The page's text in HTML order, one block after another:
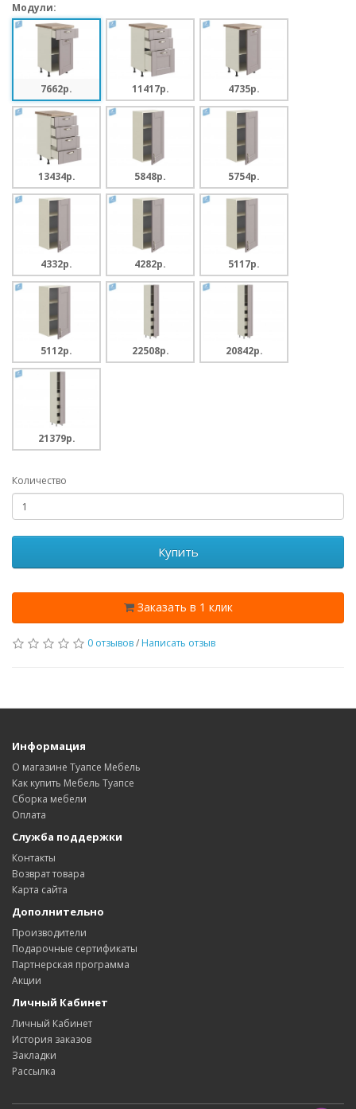
Модули:
7662p. 11417p. 4735p.
13434p. 5848p. 5754p.
4332p. 4282p. 5117p.
5112p. 22508p. 20842p.
21379p.
Количество
Купить
Заказать в 1 клик
0 отзывов/ Написать отзыв
Информация
О магазине Туапсе Мебель
Как купить Мебель Туапсе
Сборка мебели
Оплата
Служба поддержки
Контакты
Возврат товара
Карта сайта
Дополнительно
Производители
Подарочные сертификаты
Партнерская программа
Акции
Личный Кабинет
Личный Кабинет
История заказов
Закладки
Рассылка